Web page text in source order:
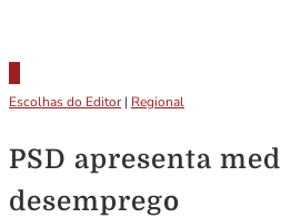
Escolhas do Editor| Regional
PSD apresenta
desemprego